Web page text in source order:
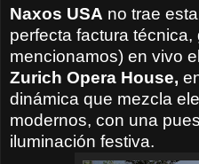
Naxos USA no trae
perfecta factura
mencionamos) en vivo
Zurich Opera House,
dinámica que mezcla
modernos, con una
iluminación festiva.